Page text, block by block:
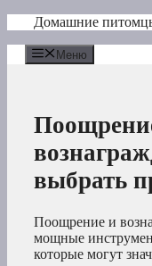
Перейти
содержимому
Домашние
Меню
выбрать
Поощрение и
мощные
которые могут